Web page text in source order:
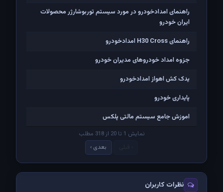
راهنمای امدادخودرو در مورد سیستم توربوشارژر محصولات
ایران خودرو
راهنمای H30 Cross امدادخودرو
جزوه امداد خودروهای مدیران خودرو
یدک کش اهواز امدادخودرو
پایداری خودرو
اموزش جامع سیستم مالتی پلکس
نمایش 1 تا 20 از 318 مطلب
بعدی ›
نظرات کاربران